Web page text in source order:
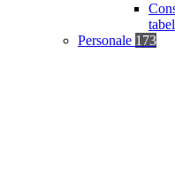
Personale 173